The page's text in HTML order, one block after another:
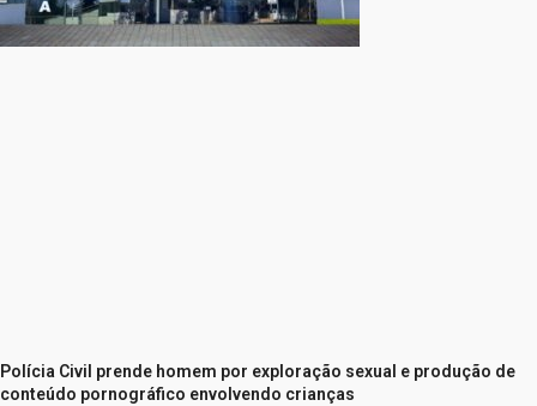
Polícia Civil prende homem por exploração sexual e produção de
conteúdo pornográfico envolvendo crianças